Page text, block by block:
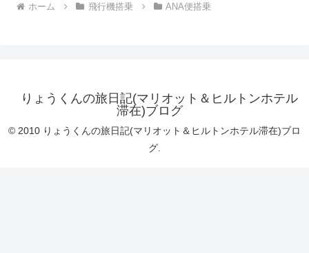
ホーム 飛行機搭乗 ANA便搭乗
りょうくんの旅日記(マリオット＆ヒルトンホテル
滞在)ブログ
© 2010 りょうくんの旅日記(マリオット＆ヒルトンホテル滞在)ブロ
グ.